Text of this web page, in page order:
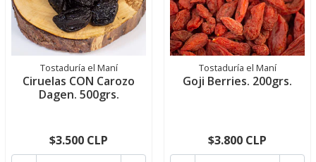
Tostaduría el Maní
Ciruelas CON Carozo
Dagen. 500grs.
$3.500 CLP
Tostaduría el Maní
Goji Berries. 200grs.
$3.800 CLP